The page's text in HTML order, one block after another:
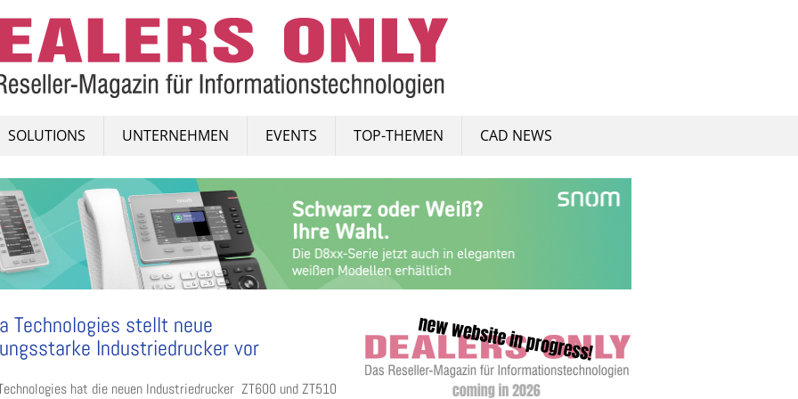
SOLUTIONS UNTERNEHMEN EVENTS TOP-THEMEN CAD NEWS
Technologies stellt neue
Industriedrucker vor
hat die neuen Industriedrucker ZT600 und ZT510